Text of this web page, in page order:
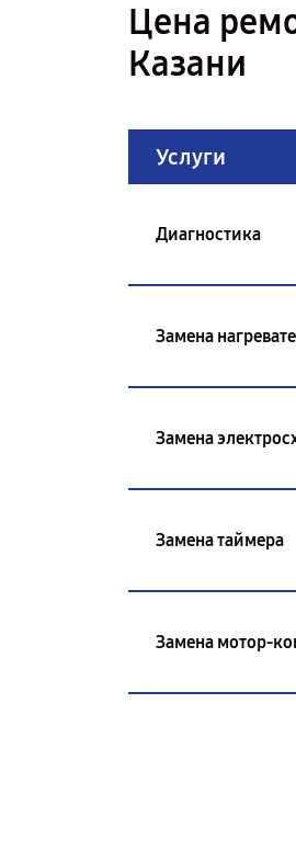
Цена
Казани
Услуги
Диагностика
Замена
Замена
Замена таймера
Замена мотор-